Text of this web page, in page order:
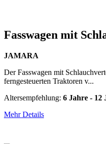
Fasswagen mit
JAMARA
Der Fasswagen mit
ferngesteuerten Traktoren v...
Altersempfehlung: 6 Jahre - 12
Mehr Details